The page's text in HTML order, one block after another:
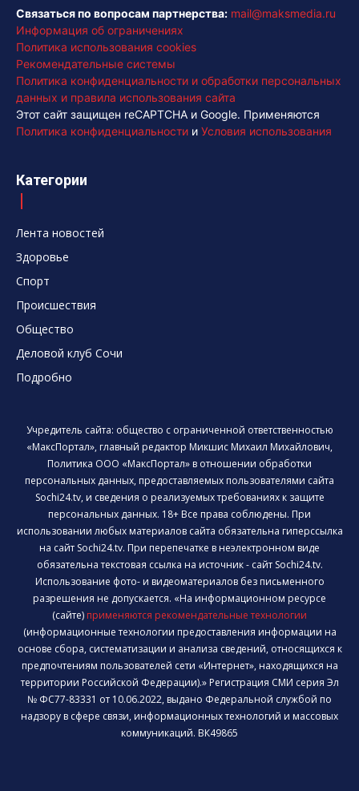
Связаться по вопросам партнерства: mail@maksmedia.ru
Информация об ограничениях
Политика использования cookies
Рекомендательные системы
Политика конфиденциальности и обработки персональных
данных и правила использования сайта
Этот сайт защищен reCAPTCHA и Google. Применяются
Политика конфиденциальности и Условия использования
Категории
Лента новостей
Здоровье
Спорт
Происшествия
Общество
Деловой клуб Сочи
Подробно
Учредитель сайта: общество с ограниченной ответственностью
«МаксПортал», главный редактор Микшис Михаил Михайлович,
Политика ООО «МаксПортал» в отношении обработки
персональных данных, предоставляемых пользователями сайта
Sochi24.tv, и сведения о реализуемых требованиях к защите
персональных данных. 18+ Все права соблюдены. При
использовании любых материалов сайта обязательна гиперссылка
на сайт Sochi24.tv. При перепечатке в неэлектронном виде
обязательна текстовая ссылка на источник - сайт Sochi24.tv.
Использование фото- и видеоматериалов без письменного
разрешения не допускается. «На информационном ресурсе
(сайте) применяются рекомендательные технологии
(информационные технологии предоставления информации на
основе сбора, систематизации и анализа сведений, относящихся к
предпочтениям пользователей сети «Интернет», находящихся на
территории Российской Федерации).» Регистрация СМИ серия Эл
№ ФС77-83331 от 10.06.2022, выдано Федеральной службой по
надзору в сфере связи, информационных технологий и массовых
коммуникаций. ВК49865